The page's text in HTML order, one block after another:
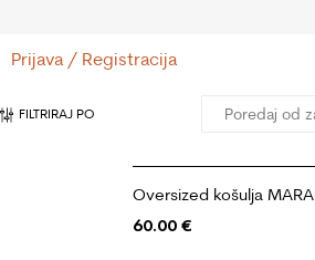
Prijava / Registracija
FILTRIRAJ PO
Oversized košulja MARA
60.00 €